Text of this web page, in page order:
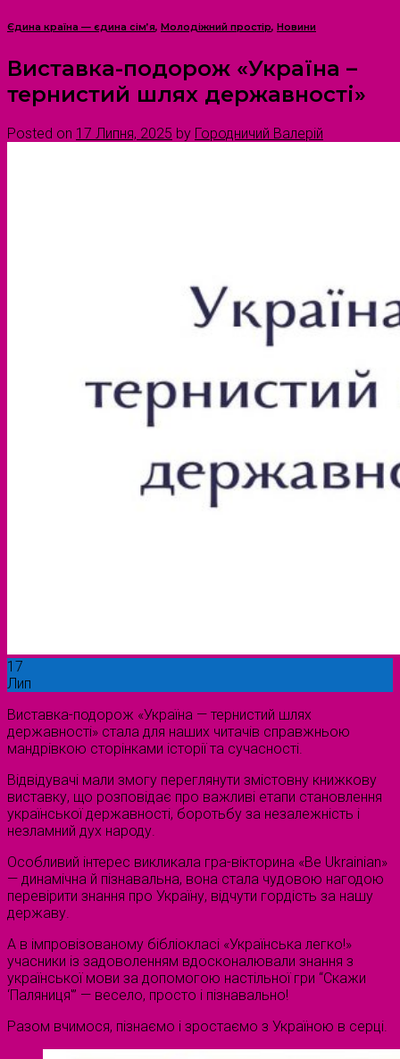
Єдина країна — єдина сім’я, Молодіжний простір, Новини
Виставка-подорож «Україна –
тернистий шлях державності»
Posted on 17 Липня, 2025 by Городничий Валерій
17
Лип
Виставка-подорож «Україна — тернистий шлях
державності» стала для наших читачів справжньою
мандрівкою сторінками історії та сучасності.
Відвідувачі мали змогу переглянути змістовну книжкову
виставку, що розповідає про важливі етапи становлення
української державності, боротьбу за незалежність і
незламний дух народу.
Особливий інтерес викликала гра-вікторина «Be Ukrainian»
— динамічна й пізнавальна, вона стала чудовою нагодою
перевірити знання про Україну, відчути гордість за нашу
державу.
А в імпровізованому бібліокласі «Українська легко!»
учасники із задоволенням вдосконалювали знання з
української мови за допомогою настільної гри “Скажи
‘Паляниця'” — весело, просто і пізнавально!
Разом вчимося, пізнаємо і зростаємо з Україною в серці.